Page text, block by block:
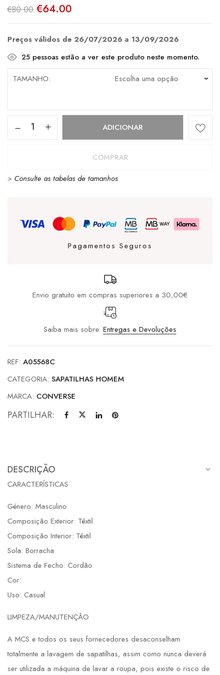
€80.00 O
preço
original
€80.00.
€64.00O
atual
€64.00.
Preços válidos de 26/07/2026 a 13/09/2026
25 pessoas estão a ver este produto neste momento.
TAMANHO
Quantidade
Taylor
ADICIONAR
COMPRAR
> Consulte as tabelas de tamanhos
Pagamentos Seguros
Envio gratuito em compras superiores a 30,00€
Saiba mais sobre Entregas e Devoluções
REF: A05568C
CATEGORIA: SAPATILHAS HOMEM
MARCA: CONVERSE
PARTILHAR:
DESCRIÇÃO
CARACTERÍSTICAS
Género: Masculino
Composição Exterior: Têxtil
Composição Interior: Têxtil
Sola: Borracha
Sistema de Fecho: Cordão
Cor:
Uso: Casual
LIMPEZA/MANUTENÇÃO
A MCS e todos os seus fornecedores desaconselham
totalmente a lavagem de sapatilhas, assim como nunca deverá
ser utilizada a máquina de lavar a roupa, pois existe o risco de